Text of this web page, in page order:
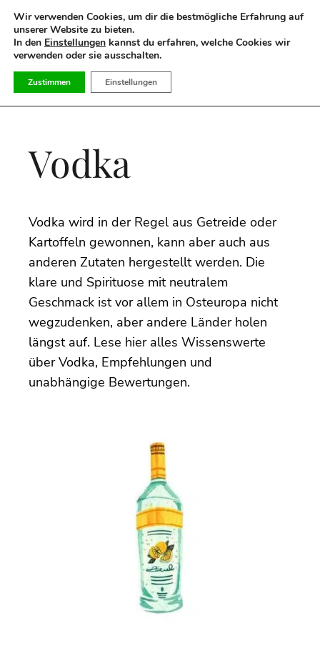
Suchen
nach:
Vodka
Vodka wird in der Regel aus Getreide oder
Kartoffeln gewonnen, kann aber auch aus
anderen Zutaten hergestellt werden. Die
klare und Spirituose mit neutralem
Geschmack ist vor allem in Osteuropa nicht
wegzudenken, aber andere Länder holen
längst auf. Lese hier alles Wissenswerte
über Vodka, Empfehlungen und
unabhängige Bewertungen.
Wir verwenden Cookies, um dir die bestmögliche Erfahrung auf
unserer Website zu bieten.
In den Einstellungen kannst du erfahren, welche Cookies wir
verwenden oder sie ausschalten.
Zustimmen Einstellungen